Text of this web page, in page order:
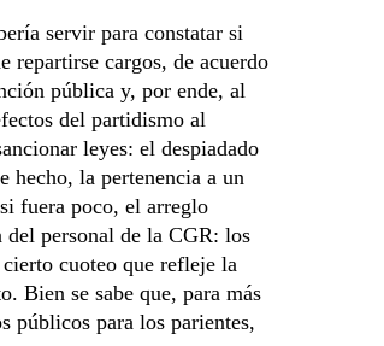
servir para constatar si
repartirse cargos, de acuerdo
pública y, por ende, al
del partidismo al
leyes: el despiadado
la pertenencia a un
fuera poco, el arreglo
del personal de la CGR: los
cuoteo que refleje la
Bien se sabe que, para más
públicos para los parientes,